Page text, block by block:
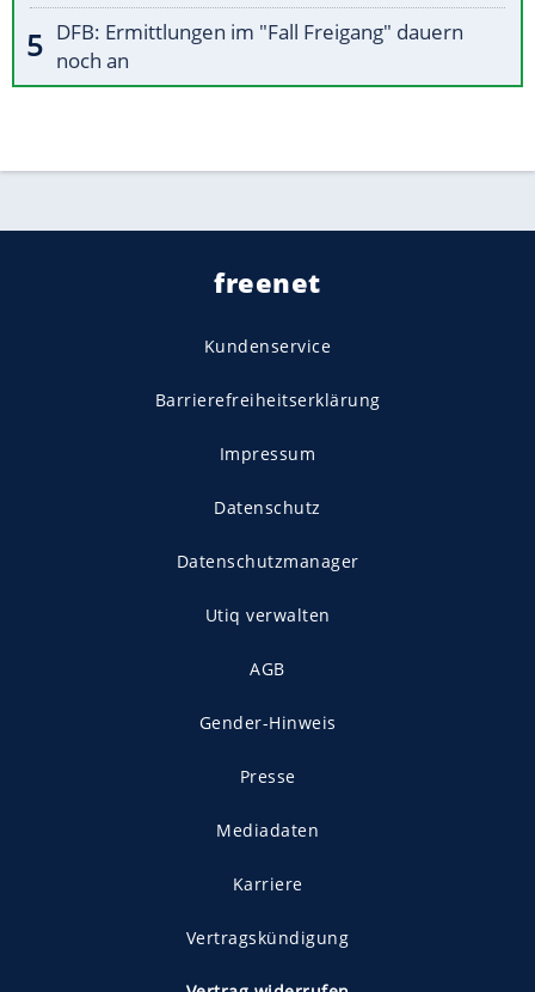
DFB: Ermittlungen im "Fall Freigang" dauern
noch an
freenet
Kundenservice
Barrierefreiheitserklärung
Impressum
Datenschutz
Datenschutzmanager
Utiq verwalten
AGB
Gender-Hinweis
Presse
Mediadaten
Karriere
Vertragskündigung